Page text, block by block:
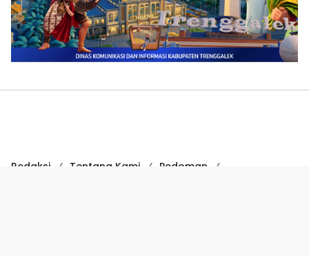
Redaksi Tentang Kami
Pedoman